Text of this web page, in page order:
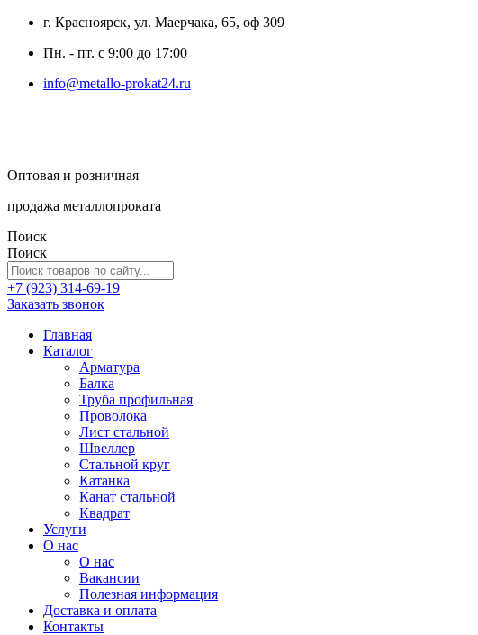
г. Красноярск, ул. Маерчака, 65, оф 309
Пн. - пт. с 9:00 до 17:00
info@metallo-prokat24.ru
Оптовая и розничная
продажа металлопроката
Поиск
Поиск
+7 (923) 314-69-19
Заказать звонок
Главная
Каталог
Арматура
Балка
Труба профильная
Проволока
Лист стальной
Швеллер
Стальной круг
Катанка
Канат стальной
Квадрат
Услуги
О нас
О нас
Вакансии
Полезная информация
Доставка и оплата
Контакты